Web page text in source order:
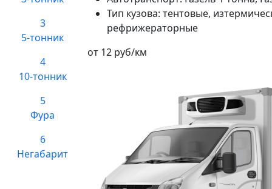
3
5-тонник
4
10-тонник
5
Фура
6
Негабарит
Тип кузова: тентовые,
рефрижераторные
от 12 руб/км